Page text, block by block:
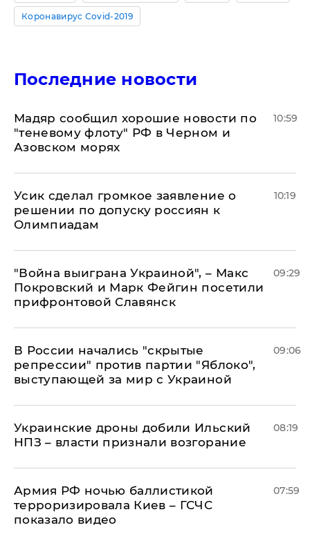
Коронавирус Covid-2019
Последние новости
Мадяр сообщил хорошие новости по
"теневому флоту" РФ в Черном и
Азовском морях
10:59
Усик сделал громкое заявление о
решении по допуску россиян к
Олимпиадам
10:19
"Война выиграна Украиной", – Макс
Покровский и Марк Фейгин посетили
прифронтовой Славянск
09:29
В России начались "скрытые
репрессии" против партии "Яблоко",
выступающей за мир с Украиной
09:06
Украинские дроны добили Ильский
НПЗ – власти признали возгорание
08:19
Армия РФ ночью баллистикой
терроризировала Киев – ГСЧС
показало видео
07:59